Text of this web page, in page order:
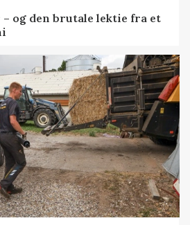
og den brutale lektie fra et